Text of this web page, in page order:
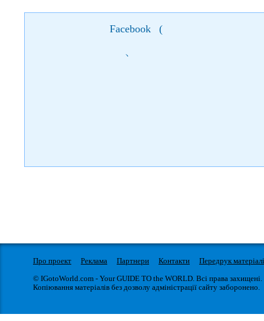
Facebook (
)
Про проект Реклама Партнери Контакти
Передрук
© IGotoWorld.com - Your GUIDE TO the WORLD. Всі права захищені.
Копіювання матеріалів без дозволу адміністрації сайту заборонено.